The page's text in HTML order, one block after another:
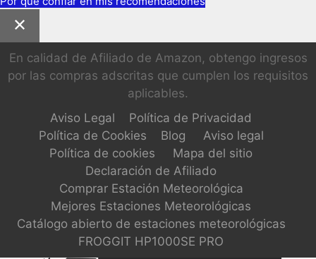
En calidad de Afiliado de Amazon, obtengo ingresos
por las compras adscritas que cumplen los requisitos
aplicables.
Aviso Legal
Política de Privacidad
Política de Cookies
Blog
Aviso legal
Política de cookies
Mapa del sitio
Declaración de Afiliado
Comprar Estación Meteorológica
Mejores Estaciones Meteorológicas
Catálogo abierto de estaciones meteorológicas
FROGGIT HP1000SE PRO